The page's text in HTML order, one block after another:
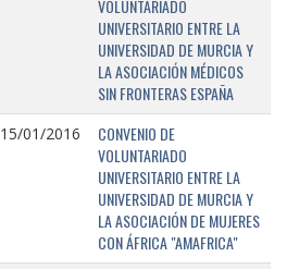
VOLUNTARIADO
UNIVERSITARIO ENTRE LA
UNIVERSIDAD DE MURCIA Y
LA ASOCIACIÓN MÉDICOS
SIN FRONTERAS ESPAÑA
15/01/2016
CONVENIO DE
VOLUNTARIADO
UNIVERSITARIO ENTRE LA
UNIVERSIDAD DE MURCIA Y
LA ASOCIACIÓN DE MUJERES
CON ÁFRICA "AMAFRICA"